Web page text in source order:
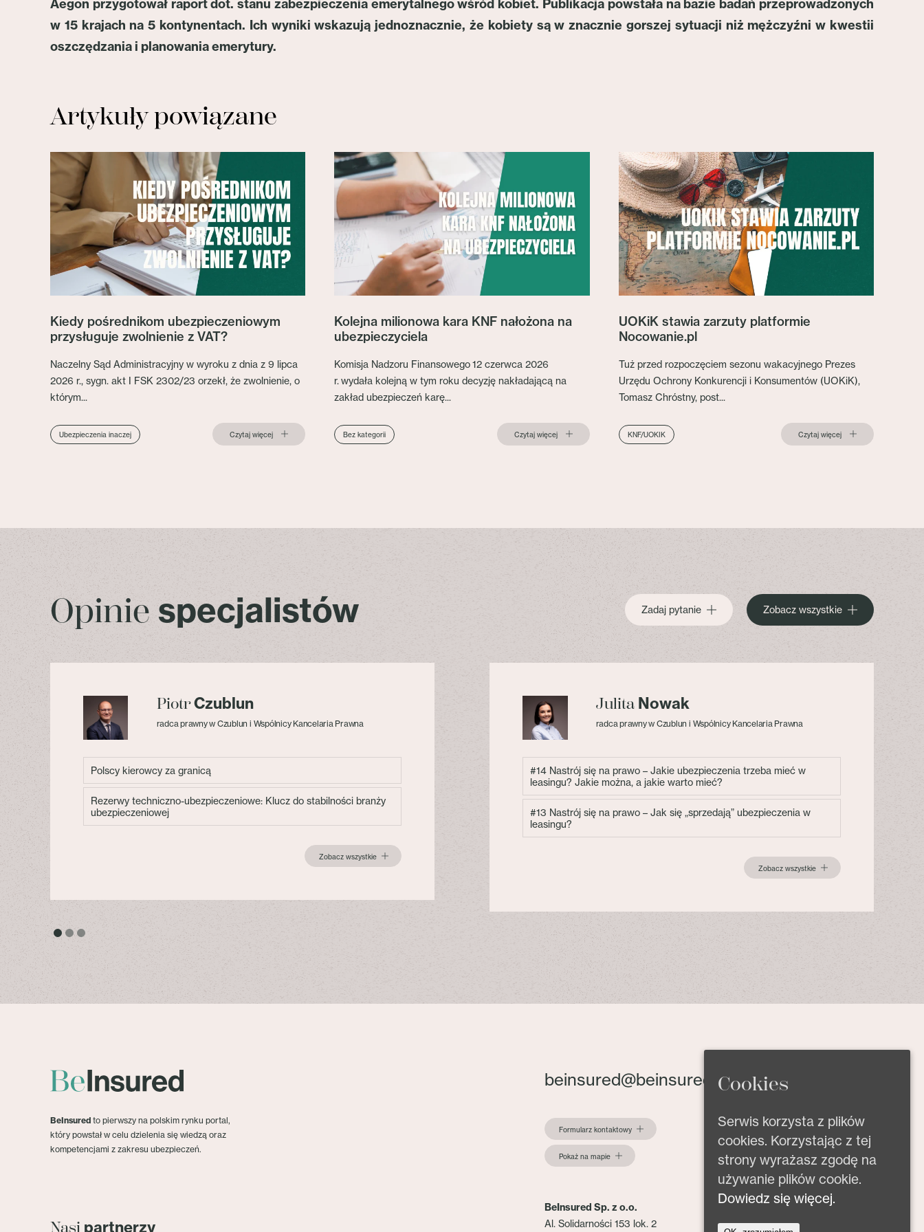
Aegon przygotował raport dot. stanu zabezpieczenia emerytalnego wśród kobiet. Publikacja powstała na bazie badań przeprowadzonych
w 15 krajach na 5 kontynentach. Ich wyniki wskazują jednoznacznie, że kobiety są w znacznie gorszej sytuacji niż mężczyźni w kwestii
oszczędzania i planowania emerytury.
Artykuły powiązane
Kiedy pośrednikom ubezpieczeniowym
przysługuje zwolnienie z VAT?
Naczelny Sąd Administracyjny w wyroku z dnia z 9 lipca
2026 r., sygn. akt I FSK 2302/23 orzekł, że zwolnienie, o
którym...
Ubezpieczenia inaczej Czytaj więcej
Kolejna milionowa kara KNF nałożona na
ubezpieczyciela
Komisja Nadzoru Finansowego 12 czerwca 2026
r. wydała kolejną w tym roku decyzję nakładającą na
zakład ubezpieczeń karę...
Bez kategorii Czytaj więcej
UOKiK stawia zarzuty platformie
Nocowanie.pl
Tuż przed rozpoczęciem sezonu wakacyjnego Prezes
Urzędu Ochrony Konkurencji i Konsumentów (UOKiK),
Tomasz Chróstny, post...
KNF/UOKIK Czytaj więcej
Opinie specjalistów Zadaj pytanie Zobacz wszystkie
PiotrCzublun
radca prawny w Czublun i Wspólnicy Kancelaria Prawna
Polscy kierowcy za granicą
Rezerwy techniczno-ubezpieczeniowe: Klucz do stabilności branży
ubezpieczeniowej
Zobacz wszystkie
Julita Nowak
radca prawny w Czublun i Wspólnicy Kancelaria Prawna
#14 Nastrój się na prawo – Jakie ubezpieczenia trzeba mieć w
leasingu? Jakie można, a jakie warto mieć?
#13 Nastrój się na prawo – Jak się „sprzedają” ubezpieczenia w
leasingu?
Zobacz wszystkie
BeInsured to pierwszy na polskim rynku portal,
który powstał w celu dzielenia się wiedzą oraz
kompetencjami z zakresu ubezpieczeń.
Nasi partnerzy
beinsured@beinsured.pl
Formularz kontaktowy
Pokaż na mapie
BeInsured Sp. z o.o.
Al. Solidarności 153 lok. 2
Cookies
Serwis korzysta z plików
cookies. Korzystając z tej
strony wyrażasz zgodę na
używanie plików cookie.
Dowiedz się więcej.